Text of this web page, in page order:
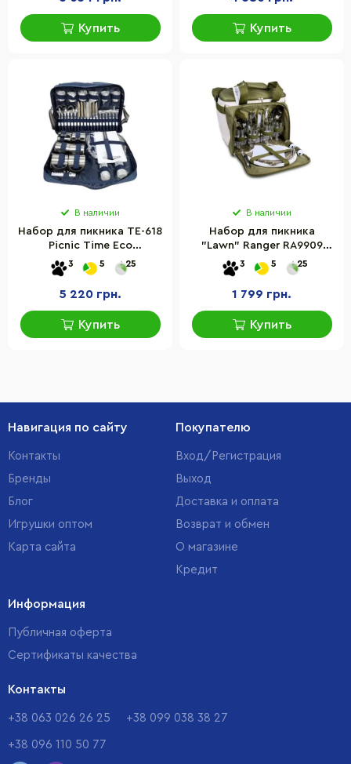
Купить Купить
В наличии
Набор для пикника TE-618
Picnic Time Eco
6215028112329_2, синий
3 5 25
5 220 грн.
Купить
В наличии
Набор для пикника
"Lawn" Ranger RA9909
комплект посуды,
оливковый 20 л
3 5 25
1 799 грн.
Купить
Навигация по сайту
Контакты
Бренды
Блог
Игрушки оптом
Карта сайта
Покупателю
Вход/Регистрация
Выход
Доставка и оплата
Возврат и обмен
О магазине
Кредит
Информация
Публичная оферта
Сертификаты качества
Контакты
+38 063 026 26 25 +38 099 038 38 27
+38 096 110 50 77